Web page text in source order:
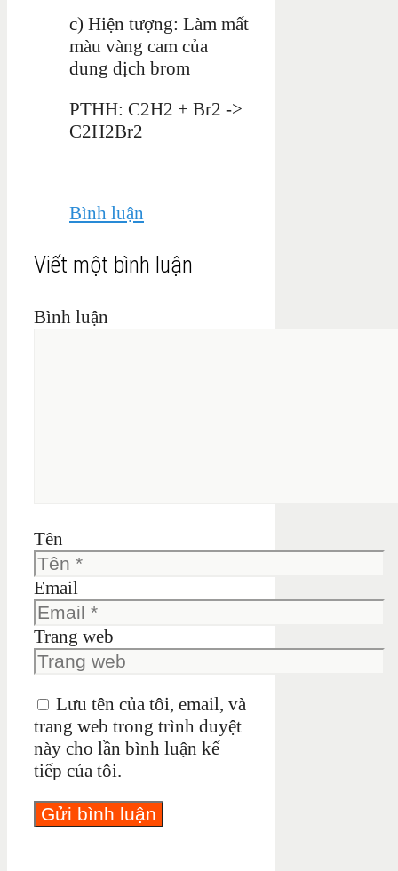
c) Hiện tượng: Làm mất
màu vàng cam của
dung dịch brom
PTHH: C2H2 + Br2 ->
C2H2Br2
Bình luận
Viết một bình luận
Bình luận
Tên
Email
Trang web
Lưu tên của tôi, email, và
trang web trong trình duyệt
này cho lần bình luận kế
tiếp của tôi.